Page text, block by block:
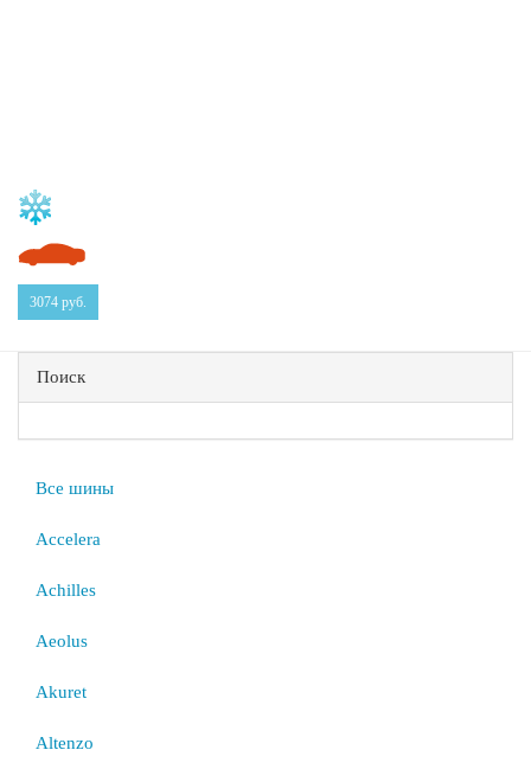
3074 руб.
Поиск
Все шины
Accelera
Achilles
Aeolus
Akuret
Altenzo